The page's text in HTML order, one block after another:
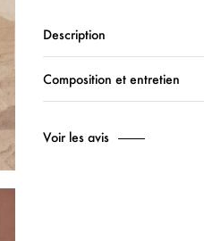
Description
Composition et entretien
Voir les avis